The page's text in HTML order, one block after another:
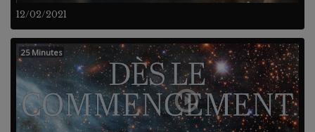
12/02/2021
25 Minutes